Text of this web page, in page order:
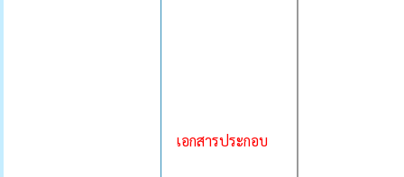
เอกสารประกอบ